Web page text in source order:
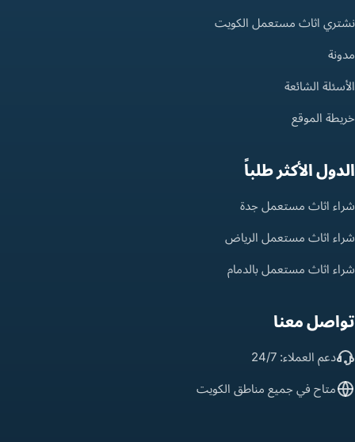
نشتري اثاث مستعمل الكويت
مدونة
الأسئلة الشائعة
خريطة الموقع
الدول الأكثر طلباً
شراء اثاث مستعمل جدة
شراء اثاث مستعمل الرياض
شراء اثاث مستعمل بالدمام
تواصل معنا
دعم العملاء: 24/7
متاح في جميع مناطق الكويت